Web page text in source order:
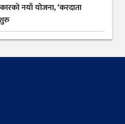
नयाँ योजना, ‘करदाता
शुरु